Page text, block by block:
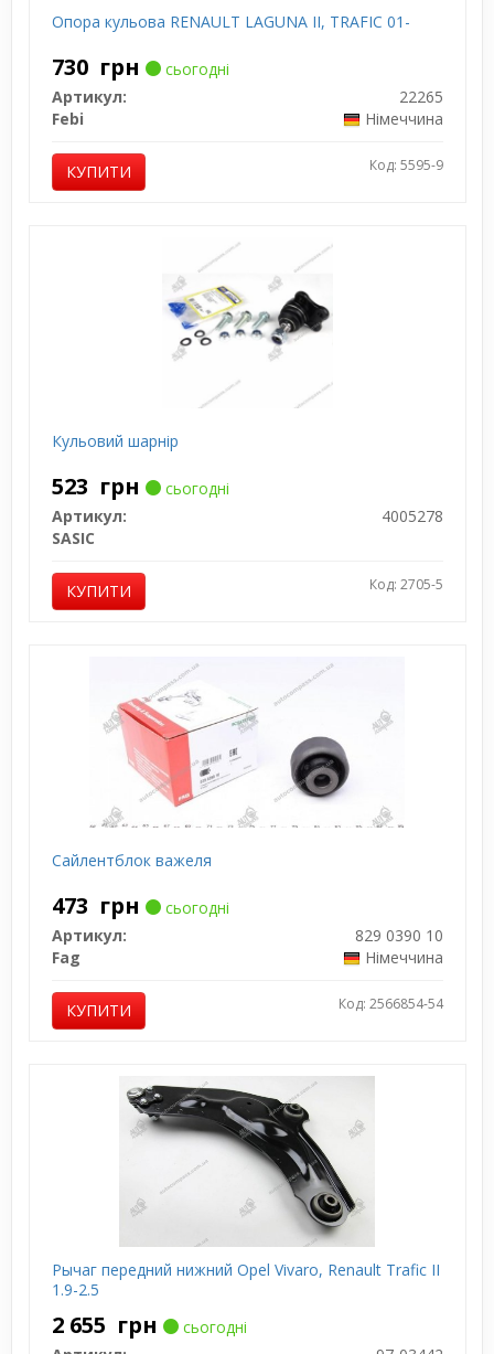
Опора кульова RENAULT LAGUNA II, TRAFIC 01-
730 грн
сьогодні
Артикул:
22265
Febi
Німеччина
КУПИТИ Код: 5595-9
Кульовий шарнір
523 грн
сьогодні
Артикул:
4005278
SASIC
КУПИТИ Код: 2705-5
Сайлентблок важеля
473 грн
сьогодні
Артикул:
829 0390 10
Fag
Німеччина
КУПИТИ Код: 2566854-54
Рычаг передний нижний Opel Vivaro, Renault Trafic II
1.9-2.5
2 655 грн
сьогодні